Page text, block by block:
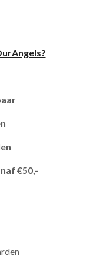
€50,-